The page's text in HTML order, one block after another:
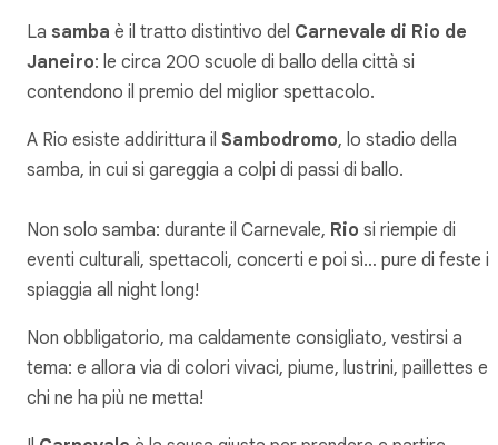
La samba è il tratto distintivo del Carnevale di Rio de
Janeiro: le circa 200 scuole di ballo della città si
contendono il premio del miglior spettacolo.
A Rio esiste addirittura il Sambodromo, lo stadio della
samba, in cui si gareggia a colpi di passi di ballo.
Non solo samba: durante il Carnevale, Rio si riempie di
eventi culturali, spettacoli, concerti e poi sì… pure di feste in
spiaggia all night long!
Non obbligatorio, ma caldamente consigliato, vestirsi a
tema: e allora via di colori vivaci, piume, lustrini, paillettes e
chi ne ha più ne metta!